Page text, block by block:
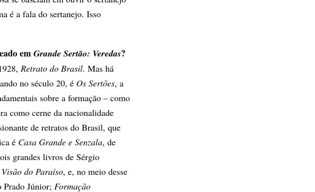
é a fala do sertanejo. Isso
em Grande Sertão: Veredas?
Retrato do Brasil. Mas há
no século 20, é Os Sertões, a
sobre a formação – como
como cerne da nacionalidade
de retratos do Brasil, que
é Casa Grande e Senzala, de
grandes livros de Sérgio
Visão do Paraíso, e, no meio desse
Prado Júnior; Formação